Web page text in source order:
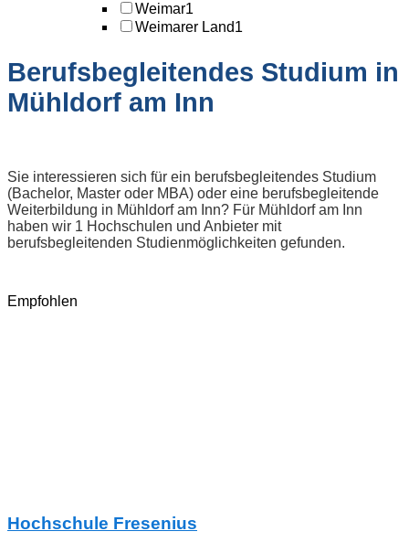
Weimar1
Weimarer Land1
Berufsbegleitendes Studium in
Mühldorf am Inn
Sie interessieren sich für ein berufsbegleitendes Studium
(Bachelor, Master oder MBA) oder eine berufsbegleitende
Weiterbildung in Mühldorf am Inn? Für Mühldorf am Inn
haben wir 1 Hochschulen und Anbieter mit
berufsbegleitenden Studienmöglichkeiten gefunden.
Empfohlen
Hochschule Fresenius